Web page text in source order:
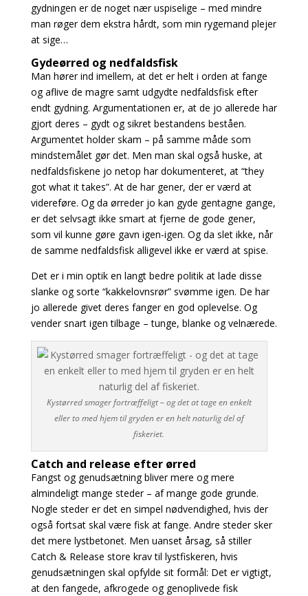
gydningen er de noget nær uspiselige – med mindre
man røger dem ekstra hårdt, som min rygemand plejer
at sige…
Gydeørred og nedfaldsfisk
Man hører ind imellem, at det er helt i orden at fange
og aflive de magre samt udgydte nedfaldsfisk efter
endt gydning. Argumentationen er, at de jo allerede har
gjort deres – gydt og sikret bestandens beståen.
Argumentet holder skam – på samme måde som
mindstemålet gør det. Men man skal også huske, at
nedfaldsfiskene jo netop har dokumenteret, at “they
got what it takes”. At de har gener, der er værd at
videreføre. Og da ørreder jo kan gyde gentagne gange,
er det selvsagt ikke smart at fjerne de gode gener,
som vil kunne gøre gavn igen-igen. Og da slet ikke, når
de samme nedfaldsfisk alligevel ikke er værd at spise.
Det er i min optik en langt bedre politik at lade disse
slanke og sorte “kakkelovnsrør” svømme igen. De har
jo allerede givet deres fanger en god oplevelse. Og
vender snart igen tilbage – tunge, blanke og velnærede.
Kystørred smager fortræffeligt – og det at tage en enkelt
eller to med hjem til gryden er en helt naturlig del af
fiskeriet.
Catch and release efter ørred
Fangst og genudsætning bliver mere og mere
almindeligt mange steder – af mange gode grunde.
Nogle steder er det en simpel nødvendighed, hvis der
også fortsat skal være fisk at fange. Andre steder sker
det mere lystbetonet. Men uanset årsag, så stiller
Catch & Release store krav til lystfiskeren, hvis
genudsætningen skal opfylde sit formål: Det er vigtigt,
at den fangede, afkrogede og genoplivede fisk